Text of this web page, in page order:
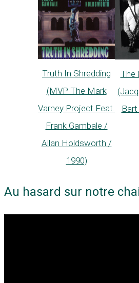
Truth In Shredding
(MVP The Mark
Varney Project Feat.
Frank Gambale /
Allan Holdsworth /
1990)
The
Au hasard sur notre